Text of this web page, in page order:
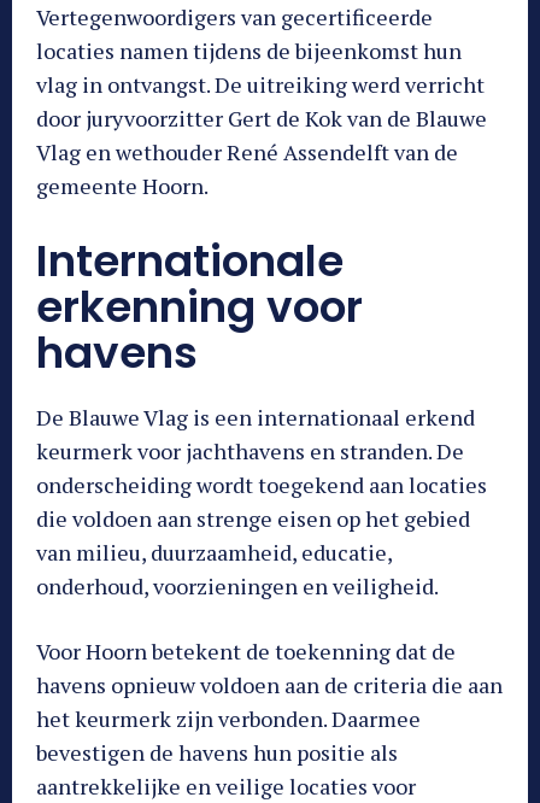
Vertegenwoordigers van gecertificeerde
locaties namen tijdens de bijeenkomst hun
vlag in ontvangst. De uitreiking werd verricht
door juryvoorzitter Gert de Kok van de Blauwe
Vlag en wethouder René Assendelft van de
gemeente Hoorn.
Internationale
erkenning voor
havens
De Blauwe Vlag is een internationaal erkend
keurmerk voor jachthavens en stranden. De
onderscheiding wordt toegekend aan locaties
die voldoen aan strenge eisen op het gebied
van milieu, duurzaamheid, educatie,
onderhoud, voorzieningen en veiligheid.
Voor Hoorn betekent de toekenning dat de
havens opnieuw voldoen aan de criteria die aan
het keurmerk zijn verbonden. Daarmee
bevestigen de havens hun positie als
aantrekkelijke en veilige locaties voor